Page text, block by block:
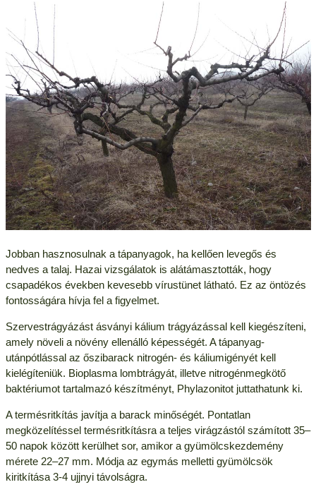
Jobban hasznosulnak a tápanyagok, ha kellően levegős és
nedves a talaj. Hazai vizsgálatok is alátámasztották, hogy
csapadékos években kevesebb vírustünet látható. Ez az öntözés
fontosságára hívja fel a figyelmet.
Szervestrágyázást ásványi kálium trágyázással kell kiegészíteni,
amely növeli a növény ellenálló képességét. A tápanyag-
utánpótlással az őszibarack nitrogén- és káliumigényét kell
kielégíteniük. Bioplasma lombtrágyát, illetve nitrogénmegkötő
baktériumot tartalmazó készítményt, Phylazonitot juttathatunk ki.
A termésritkítás javítja a barack minőségét. Pontatlan
megközelítéssel termésritkításra a teljes virágzástól számított 35–
50 napok között kerülhet sor, amikor a gyümölcskezdemény
mérete 22–27 mm. Módja az egymás melletti gyümölcsök
kiritkítása 3-4 ujjnyi távolságra.